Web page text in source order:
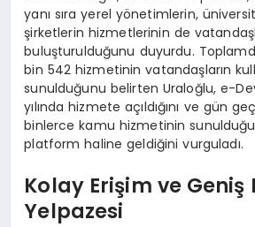
yanı sıra yerel yönetimlerin,
şirketlerin hizmetlerinin de
buluşturulduğunu duyurdu.
bin 542 hizmetinin vatandaşların
sunulduğunu belirten Uraloğlu, e-
yılında hizmete açıldığını ve gün
binlerce kamu hizmetinin
platform haline geldiğini vurguladı.
Kolay Erişim ve Geniş
Yelpazesi